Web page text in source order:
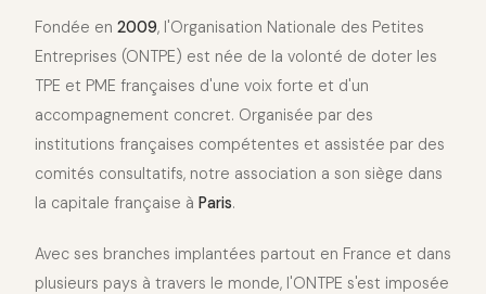
Fondée en 2009, l'Organisation Nationale des Petites
Entreprises (ONTPE) est née de la volonté de doter les
TPE et PME françaises d'une voix forte et d'un
accompagnement concret. Organisée par des
institutions françaises compétentes et assistée par des
comités consultatifs, notre association a son siège dans
la capitale française à Paris.
Avec ses branches implantées partout en France et dans
plusieurs pays à travers le monde, l'ONTPE s'est imposée